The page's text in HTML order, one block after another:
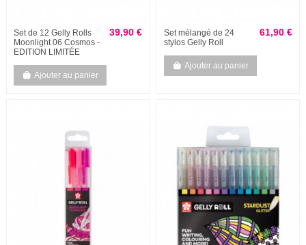
Set de 12 Gelly Rolls
Moonlight 06 Cosmos -
EDITION LIMITÉE
39,90 €
Ajouter au panier
Set mélangé de 24
stylos Gelly Roll
61,90 €
Ajouter au panier